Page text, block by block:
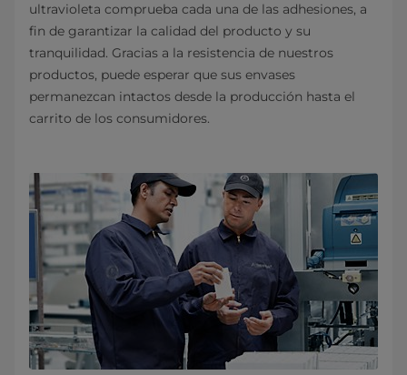
ultravioleta comprueba cada una de las adhesiones, a
fin de garantizar la calidad del producto y su
tranquilidad. Gracias a la resistencia de nuestros
productos, puede esperar que sus envases
permanezcan intactos desde la producción hasta el
carrito de los consumidores.